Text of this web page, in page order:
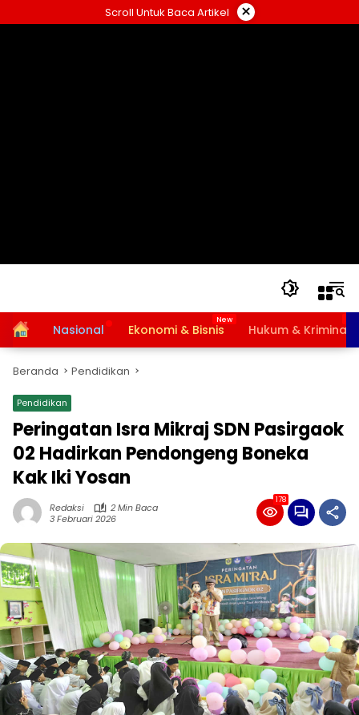
ke
Scroll Untuk Baca Artikel ×
HomeNasional Ekonomi & Bisnis Hukum & Kriminal
Beranda Pendidikan
Pendidikan
Peringatan Isra Mikraj SDN Pasirgaok
02 Hadirkan Pendongeng Boneka
Kak Iki Yosan
Redaksi
2 Min Baca
3 Februari 2026
178